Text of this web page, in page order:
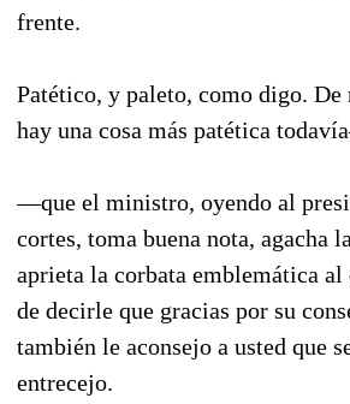
frente.
Patético, y paleto, como digo. De
hay una cosa más patética
—que el ministro, oyendo al
cortes, toma buena nota, agacha
aprieta la corbata emblemática
de decirle que gracias por su
también le aconsejo a usted que
entrecejo.